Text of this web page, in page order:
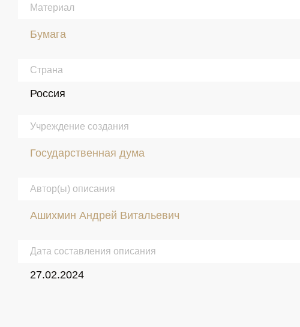
Материал
Бумага
Страна
Россия
Учреждение создания
Государственная дума
Автор(ы) описания
Ашихмин Андрей Витальевич
Дата составления описания
27.02.2024